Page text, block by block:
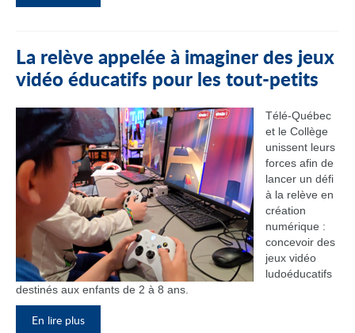
La relève appelée à imaginer des jeux
vidéo éducatifs pour les tout-petits
Télé-Québec
et le Collège
unissent leurs
forces afin de
lancer un défi
à la relève en
création
numérique :
concevoir des
jeux vidéo
ludoéducatifs
destinés aux enfants de 2 à 8 ans.
En lire plus